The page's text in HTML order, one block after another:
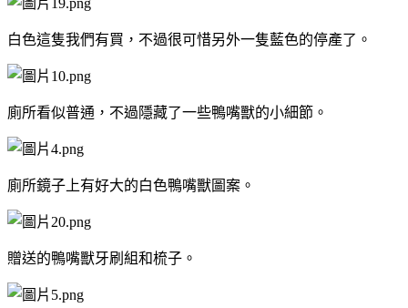
白色這隻我們有買，不過很可惜另外一隻藍色的停產了。
廁所看似普通，不過隱藏了一些鴨嘴獸的小細節。
廁所鏡子上有好大的白色鴨嘴獸圖案。
贈送的鴨嘴獸牙刷組和梳子。